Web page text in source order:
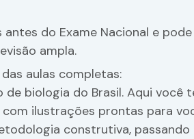
do Exame Nacional e
ampla.
aulas completas:
biologia do Brasil. Aqui você
ilustrações prontas para
construtiva,